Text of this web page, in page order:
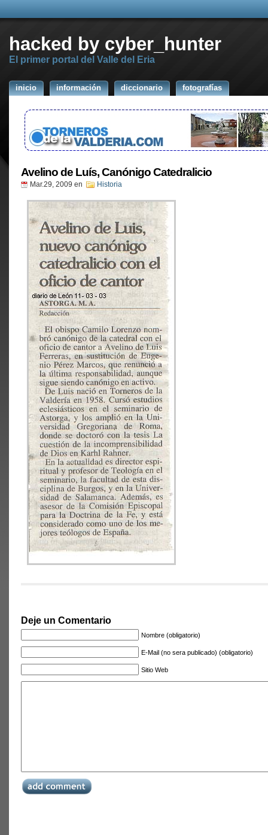
hacked by cyber_hunter
El primer portal del Valle del Eria
inicio información diccionario fotografías
Avelino de Luís, Canónigo Catedralicio
Mar.29, 2009 en Historia
Deje un Comentario
Nombre (obligatorio)
E-Mail (no sera publicado) (obligatorio)
Sitio Web